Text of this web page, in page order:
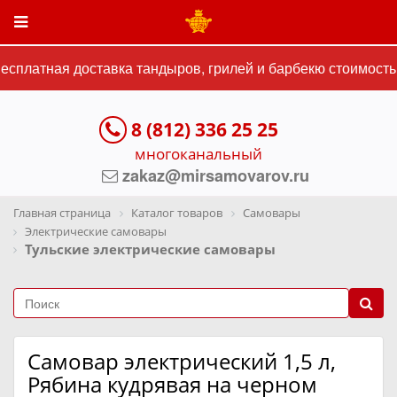
доставка тандыров, грилей и барбекю
8 (812) 336 25 25
многоканальный
zakaz@mirsamovarov.ru
Главная страница Каталог товаров
Самовары
Электрические самовары
Тульские электрические самовары
Самовар электрический 1,5 л,
Рябина кудрявая на черном